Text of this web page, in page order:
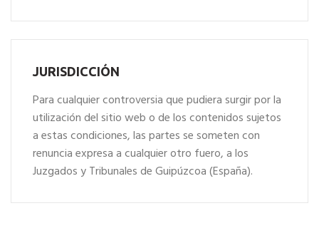
JURISDICCIÓN
Para cualquier controversia que pudiera surgir por la
utilización del sitio web o de los contenidos sujetos
a estas condiciones, las partes se someten con
renuncia expresa a cualquier otro fuero, a los
Juzgados y Tribunales de Guipúzcoa (España).